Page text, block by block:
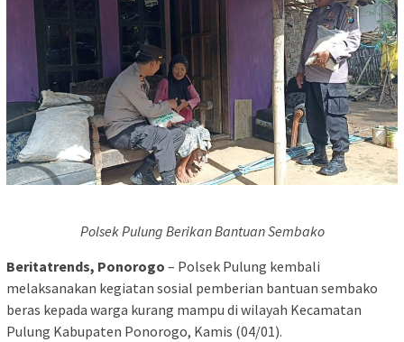
Polsek Pulung Berikan Bantuan Sembako
Beritatrends, Ponorogo – Polsek Pulung kembali
melaksanakan kegiatan sosial pemberian bantuan sembako
beras kepada warga kurang mampu di wilayah Kecamatan
Pulung Kabupaten Ponorogo, Kamis (04/01).